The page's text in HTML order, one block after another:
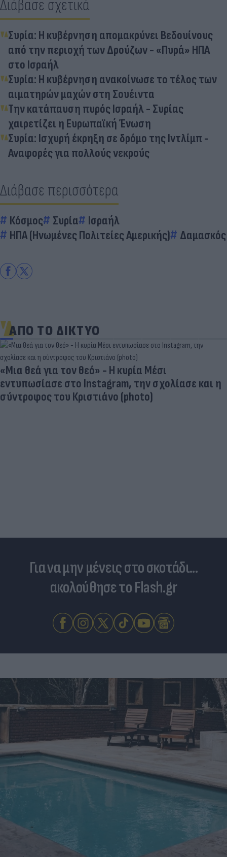
Διάβασε σχετικά
Συρία: Η κυβέρνηση απομακρύνει Βεδουίνους
από την περιοχή των Δρούζων - «Πυρά» ΗΠΑ
στο Ισραήλ
Συρία: Η κυβέρνηση ανακοίνωσε το τέλος των
αιματηρών μαχών στη Σουέιντα
Την κατάπαυση πυρός Ισραήλ - Συρίας
χαιρετίζει η Ευρωπαϊκή Ένωση
Συρία: Ισχυρή έκρηξη σε δρόμο της Ιντλίμπ -
Αναφορές για πολλούς νεκρούς
Διάβασε περισσότερα
Κόσμος Συρία
Ισραήλ
ΗΠΑ (Ηνωμένες Πολιτείες Αμερικής)
Δαμασκός
ΑΠΟ ΤΟ ΔΙΚΤΥΟ
«Μια θεά για τον θεό» - Η κυρία Μέσι
εντυπωσίασε στο Instagram, την σχολίασε και η
σύντροφος του Κριστιάνο (photo)
Για να μην μένεις στο σκοτάδι...
ακολούθησε το Flash.gr